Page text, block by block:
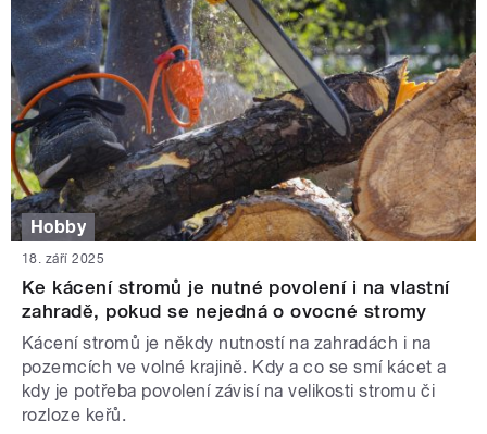
Hobby
18. září 2025
Ke kácení stromů je nutné povolení i na vlastní
zahradě, pokud se nejedná o ovocné stromy
Kácení stromů je někdy nutností na zahradách i na
pozemcích ve volné krajině. Kdy a co se smí kácet a
kdy je potřeba povolení závisí na velikosti stromu či
rozloze keřů.